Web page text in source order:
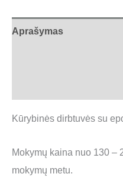
Aprašymas
Kūrybinės dirbtuvės su
Mokymų kaina nuo 130 –
mokymų metu.